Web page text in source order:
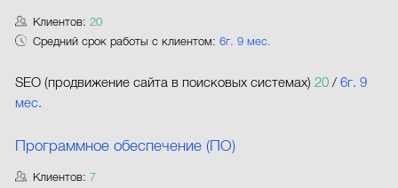
Клиентов:20
Средний срок работы с клиентом:6г. 9 мес.
SEO (продвижение сайта в поисковых системах) 20 /6г. 9
мес.
Программное обеспечение (ПО)
Клиентов:7